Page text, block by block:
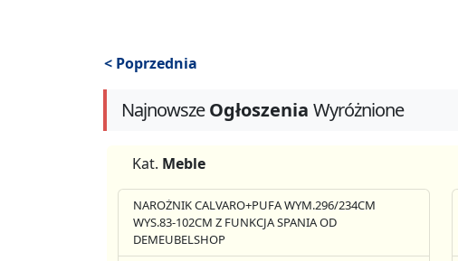
< Poprzednia
NajnowszeOgłoszenia Wyróżnione
Kat. Meble
NAROŻNIK CALVARO+PUFA WYM.296/234CM
WYS.83-102CM Z FUNKCJA SPANIA OD
DEMEUBELSHOP